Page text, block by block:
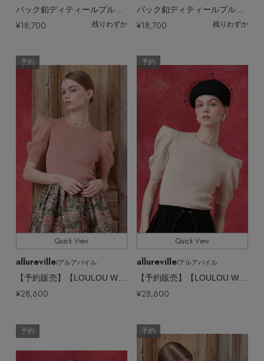
バック釦ディティールプルオーバー A
¥18,700 残りわずか
バック釦ディティールプルオーバー A
¥18,700 残りわずか
予約
Quick View
allureville/アルアバイル
【予約販売】【LOULOU WILLOUGHBY】リブキリカエジゴプルオーバー
¥28,600
予約
Quick View
allureville/アルアバイル
【予約販売】【LOULOU WILLOUGHBY】リブキリカエジゴプルオーバー
¥28,600
予約
予約